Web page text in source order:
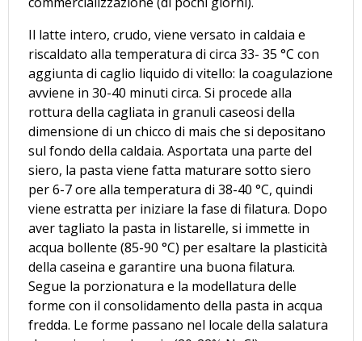
Il latte intero, crudo, viene versato in caldaia e
riscaldato alla temperatura di circa 33- 35 °C con
aggiunta di caglio liquido di vitello: la coagulazione
avviene in 30-40 minuti circa. Si procede alla
rottura della cagliata in granuli caseosi della
dimensione di un chicco di mais che si depositano
sul fondo della caldaia. Asportata una parte del
siero, la pasta viene fatta maturare sotto siero
per 6-7 ore alla temperatura di 38-40 °C, quindi
viene estratta per iniziare la fase di filatura. Dopo
aver tagliato la pasta in listarelle, si immette in
acqua bollente (85-90 °C) per esaltare la plasticità
della caseina e garantire una buona filatura.
Segue la porzionatura e la modellatura delle
forme con il consolidamento della pasta in acqua
fredda. Le forme passano nel locale della salatura